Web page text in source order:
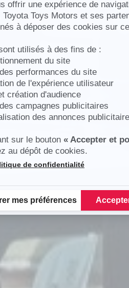
offrir une expérience de
Toyota Toys Motors et ses
à déposer des cookies sur
utilisés à des fins de :
du site
performances du site
de l'expérience utilisateur
création d'audience
campagnes publicitaires
des annonces
sur le bouton « Accepter et
au dépôt de cookies.
du Consentement : Personnalisez vos Options
de confidentialité
mes préférences